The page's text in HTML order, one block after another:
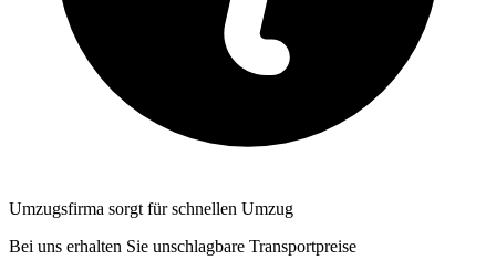
Umzugsfirma sorgt für schnellen Umzug
Bei uns erhalten Sie unschlagbare Transportpreise